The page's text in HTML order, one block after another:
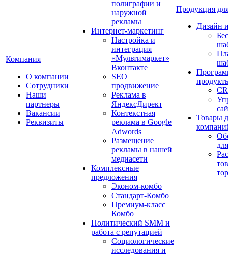
Компания
О компании
Сотрудники
Наши
партнеры
Вакансии
Реквизиты
полиграфии и
наружной
рекламы
Интернет-маркетинг
Настройка и
интеграция
«Мультимаркет»
Вконтакте
SEO
продвижение
Реклама в
ЯндексДирект
Контекстная
реклама в Google
Adwords
Размещение
рекламы в нашей
медиасети
Комплексные
предложения
Эконом-комбо
Стандарт-Комбо
Премиум-класс
Комбо
Политический SMM и
работа с репутацией
Социологические
исследования и
Продукция
Дизайн
Товары